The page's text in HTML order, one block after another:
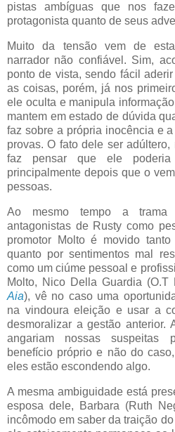
pistas ambíguas que nos
protagonista quanto de seus
Muito da tensão vem de
narrador não confiável. Sim,
ponto de vista, sendo fácil
as coisas, porém, já nos
ele oculta e manipula
mantem em estado de dúvida
faz sobre a própria inocência e
provas. O fato dele ser
faz pensar que ele
principalmente depois que o
pessoas.
Ao mesmo tempo a trama
antagonistas de Rusty como
promotor Molto é movido
quanto por sentimentos mal
como um ciúme pessoal e
Molto, Nico Della Guardia (O.T
Aia), vê no caso uma
na vindoura eleição e usar a
desmoralizar a gestão anterior.
angariam nossas suspeitas
benefício próprio e não do
eles estão escondendo algo.
A mesma ambiguidade está
esposa dele, Barbara (Ruth
incômodo em saber da traição